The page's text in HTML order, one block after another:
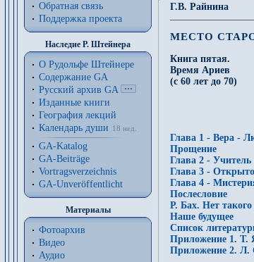
Обратная связь
Поддержка проекта
Наследие Р. Штейнера
О Рудольфе Штейнере
Содержание GA
Русский архив GA
Изданные книги
География лекций
Календарь души
18 нед.
GA-Katalog
GA-Beiträge
Vortragsverzeichnis
GA-Unveröffentlicht
Материалы
Фотоархив
Видео
Аудио
Г.В. Райнина
МЕСТО
Книга пятая.
Время Ариев
(с 60 лет до 70)
Глава 1 - Вера -
Прощение
Глава 2 -
Глава 3 -
Глава 4 -
Послесловие
Р. Бах. Нет
Наше будущее
Список
Приложение 1. Т.
Приложение 2. Л.